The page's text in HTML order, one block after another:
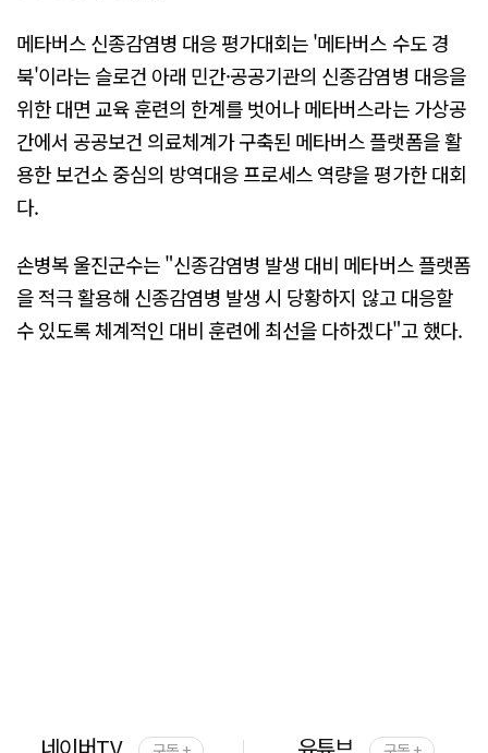
메타버스 신종감염병 대응 평가대회는 '메타버스 수도 경
북'이라는 슬로건 아래 민간·공공기관의 신종감염병 대응을
위한 대면 교육 훈련의 한계를 벗어나 메타버스라는 가상공
간에서 공공보건 의료체계가 구축된 메타버스 플랫폼을 활
용한 보건소 중심의 방역대응 프로세스 역량을 평가한 대회
다.
손병복 울진군수는 "신종감염병 발생 대비 메타버스 플랫폼
을 적극 활용해 신종감염병 발생 시 당황하지 않고 대응할
수 있도록 체계적인 대비 훈련에 최선을 다하겠다"고 했다.
네이버TV 유튜브